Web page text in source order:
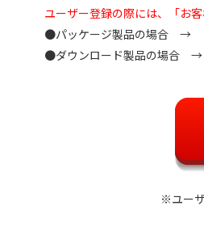
ユーザー登録の際には、「お
●パッケージ製品の場合 →
●ダウンロード製品の場
※ユー